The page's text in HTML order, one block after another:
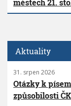
městech 21.
Aktuality
31. srpen 2026
Otázky k
způsobilosti